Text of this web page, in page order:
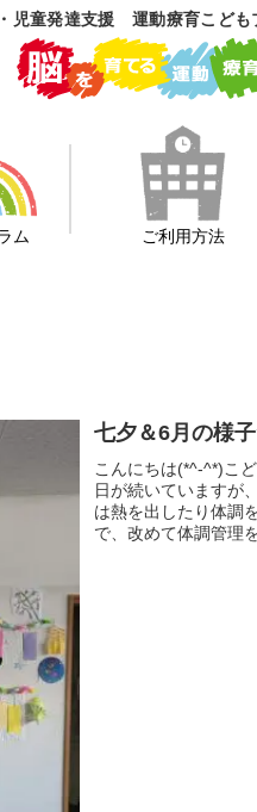
児童発達支援 運動療育こども
ム ご利用方法
七夕＆6月の様
こんにちは(*^-^*)こ
日が続いていますが
は熱を出したり体調
で、改めて体調管理